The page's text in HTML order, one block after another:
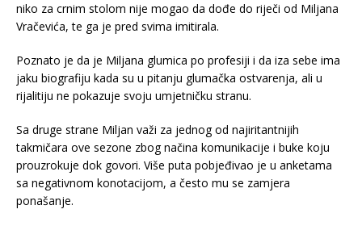
niko za crnim stolom nije mogao da dođe do riječi od Miljana
Vračevića, te ga je pred svima imitirala.
Poznato je da je Miljana glumica po profesiji i da iza sebe ima
jaku biografiju kada su u pitanju glumačka ostvarenja, ali u
rijalitiju ne pokazuje svoju umjetničku stranu.
Sa druge strane Miljan važi za jednog od najiritantnijih
takmičara ove sezone zbog načina komunikacije i buke koju
prouzrokuje dok govori. Više puta pobjeđivao je u anketama
sa negativnom konotacijom, a često mu se zamjera
ponašanje.